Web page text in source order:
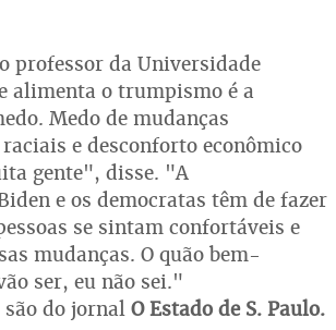
professor da Universidade
alimenta o trumpismo é a
Medo de mudanças
e desconforto econômico
gente", disse. "A
e os democratas têm de fazer
se sintam confortáveis e
mudanças. O quão bem-
ser, eu não sei."
do jornal O Estado de S. Paulo.